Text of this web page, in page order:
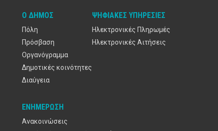
Ο ΔΉΜΟΣ
Πόλη
Πρόσβαση
Οργανόγραμμα
Δημοτικές κοινότητες
Διαύγεια
ΨΗΦΙΑΚΈΣ ΥΠΗΡΕΣΊΕΣ
Ηλεκτρονικές Πληρωμές
Ηλεκτρονικές Αιτήσεις
ΕΝΗΜΈΡΩΣΗ
Ανακοινώσεις